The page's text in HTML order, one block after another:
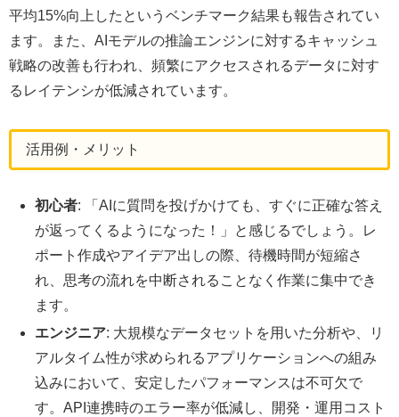
平均15%向上したというベンチマーク結果も報告されてい
ます。また、AIモデルの推論エンジンに対するキャッシュ
戦略の改善も行われ、頻繁にアクセスされるデータに対す
るレイテンシが低減されています。
活用例・メリット
初心者: 「AIに質問を投げかけても、すぐに正確な答え
が返ってくるようになった！」と感じるでしょう。レ
ポート作成やアイデア出しの際、待機時間が短縮さ
れ、思考の流れを中断されることなく作業に集中でき
ます。
エンジニア: 大規模なデータセットを用いた分析や、リ
アルタイム性が求められるアプリケーションへの組み
込みにおいて、安定したパフォーマンスは不可欠で
す。API連携時のエラー率が低減し、開発・運用コスト